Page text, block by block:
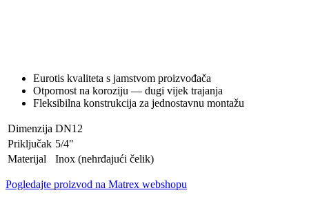
Eurotis kvaliteta s jamstvom proizvođača
Otpornost na koroziju — dugi vijek trajanja
Fleksibilna konstrukcija za jednostavnu montažu
Dimenzija DN12
Priključak 5/4"
Materijal
Inox (nehrđajući čelik)
Pogledajte proizvod na Matrex webshopu